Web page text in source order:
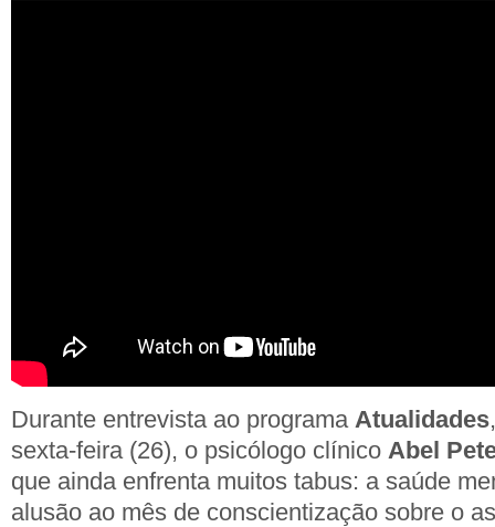
Durante entrevista ao programa Atualidades
sexta-feira (26), o psicólogo clínico Abel
que ainda enfrenta muitos tabus: a saúde
alusão ao mês de conscientização sobre o